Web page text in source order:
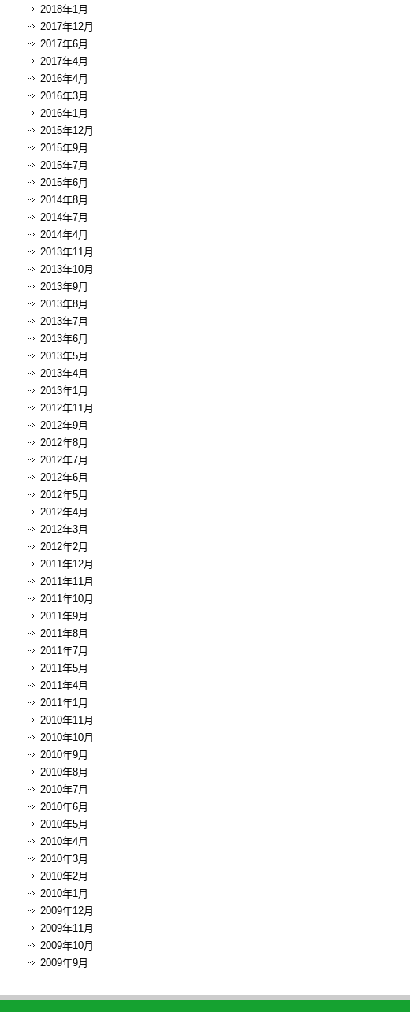
2018年1月
2017年12月
2017年6月
2017年4月
2016年4月
2016年3月
2016年1月
2015年12月
2015年9月
2015年7月
2015年6月
2014年8月
2014年7月
2014年4月
2013年11月
2013年10月
2013年9月
2013年8月
2013年7月
2013年6月
2013年5月
2013年4月
2013年1月
2012年11月
2012年9月
2012年8月
2012年7月
2012年6月
2012年5月
2012年4月
2012年3月
2012年2月
2011年12月
2011年11月
2011年10月
2011年9月
2011年8月
2011年7月
2011年5月
2011年4月
2011年1月
2010年11月
2010年10月
2010年9月
2010年8月
2010年7月
2010年6月
2010年5月
2010年4月
2010年3月
2010年2月
2010年1月
2009年12月
2009年11月
2009年10月
2009年9月